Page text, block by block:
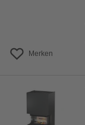
Merken